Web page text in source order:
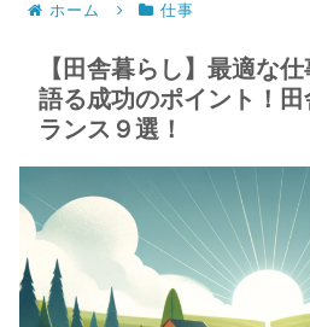
ホーム 仕事
【田舎暮らし】最適な
語る成功のポイント！
ランス９選！